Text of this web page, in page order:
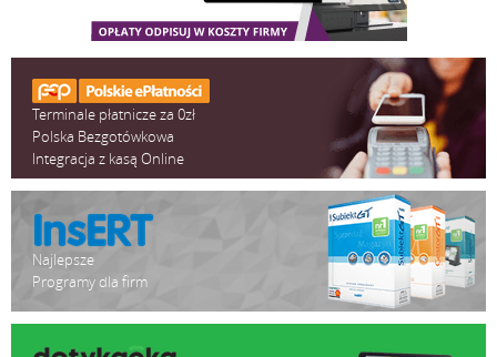
Terminale płatnicze za 0zł
Polska Bezgotówkowa
Integracja z kasą Online
Najlepsze
Programy dla firm